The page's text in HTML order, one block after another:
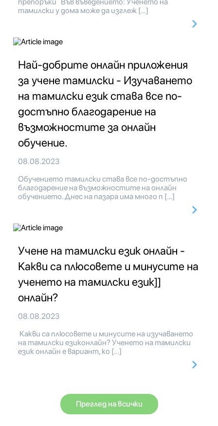
тамилски у дома може да изглеж […]
Най-добрите онлайн приложения
за учене тамилски - Изучаването
на тамилски език става все по-
достъпно благодарение на
възможностите за онлайн
обучение.
08.08.2023
Обучението тамилски става все по-достъпно
благодарение на възможностите на онлайн
обучението. Днес на пазара има много п […]
Учене на тамилски език онлайн -
Какви са плюсовете и минусите на
ученето на тамилски език]]
онлайн?
08.08.2023
Какви са плюсовете и минусите на изучаването
на тамилски езиконлайн? Ученето на тамилски
език онлайн е вариант, ко […]
Преглед на всички